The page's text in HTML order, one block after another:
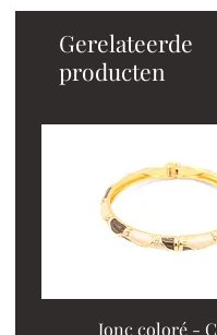
Gerelateerde
producten
Jonc coloré -